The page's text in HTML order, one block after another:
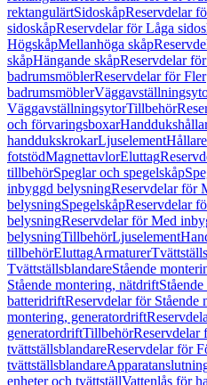
rektangulärtSidoskåpReservdelar
sidoskåpReservdelar för Låga
HögskåpMellanhöga skåp
skåpHängande skåpReservdelar
badrumsmöblerReservdelar för Fler
badrumsmöbler
VäggavställningsytorTillbehör
och förvaringsboxar
handdukskrokarLjuselement
fotstödMagnettavlorEluttag
tillbehörSpeglar och spegelskåp
inbyggd belysningReservdelar för
belysningSpegelskåpReservdelar
belysningReservdelar för Med
belysningTillbehörLjuselement
tillbehörEluttagArmaturer
TvättställsblandareStående
Stående montering, nätdrift
batteridriftReservdelar för Stående
montering, generatordrift
generatordriftTillbehörReservdelar
tvättställsblandareReservdelar för
tvättställsblandare
enheter och tvättställVattenlås för